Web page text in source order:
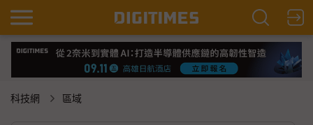
科技網 區域